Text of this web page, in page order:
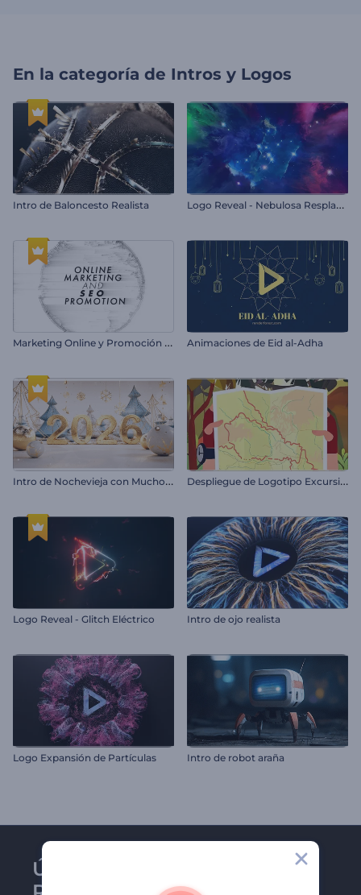
En la categoría de Intros y Logos
Intro de Baloncesto Realista L
ogo Reveal - Nebulosa Resplandeciente
M
arketing Online y Promoción SEO Animaciones de Eid al-Adha
I
ntro de Nochevieja con Mucho Brillo D
espliegue de Logotipo Excursión Aventurera
Logo Reveal - Glitch Eléctrico Intro de ojo realista
Logo Expansión de Partículas Intro de robot araña
Únase al boletín de